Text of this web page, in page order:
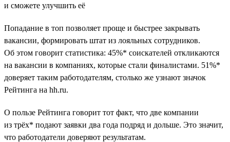
и сможете улучшить её
Попадание в топ позволяет проще и быстрее закрывать
вакансии, формировать штат из лояльных сотрудников.
Об этом говорит статистика: 45%* соискателей откликаются
на вакансии в компаниях, которые стали финалистами. 51%*
доверяет таким работодателям, столько же узнают значок
Рейтинга на hh.ru.
О пользе Рейтинга говорит тот факт, что две компании
из трёх* подают заявки два года подряд и дольше. Это значит,
что работодатели доверяют результатам.